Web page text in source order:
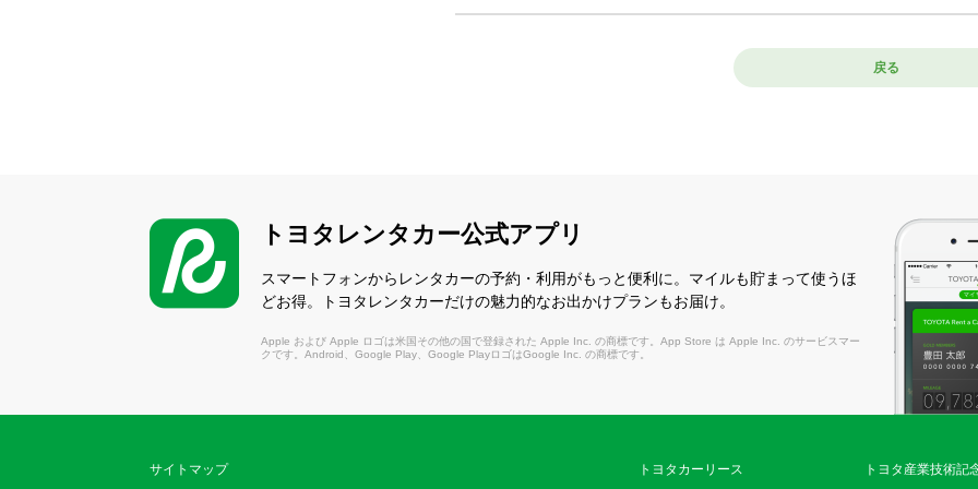
戻る
トヨタレンタカー公式アプリ
スマートフォンからレンタカーの予約・利用がもっと便利に。マイルも貯まって使うほ
どお得。トヨタレンタカーだけの魅力的なお出かけプランもお届け。
Apple および Apple ロゴは米国その他の国で登録された Apple Inc. の商標です。App Store は Apple Inc. のサービスマー
クです。Android、Google Play、Google PlayロゴはGoogle Inc. の商標です。
サイトマップ トヨタカーリース トヨタ産業技術記